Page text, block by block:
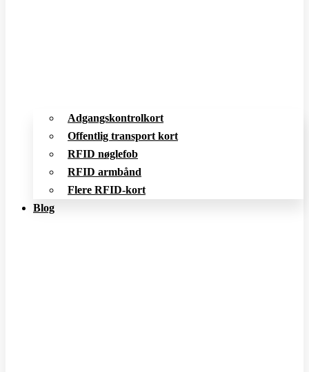
Adgangskontrolkort
Offentlig transport kort
RFID nøglefob
RFID armbånd
Flere RFID-kort
Blog